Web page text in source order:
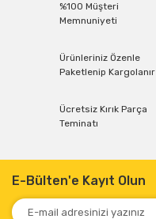
%100 Müşteri
Memnuniyeti
Ürünleriniz Özenle
Paketlenip Kargolanır
Ücretsiz Kırık Parça
Teminatı
E-Bülten'e Kayıt Olun